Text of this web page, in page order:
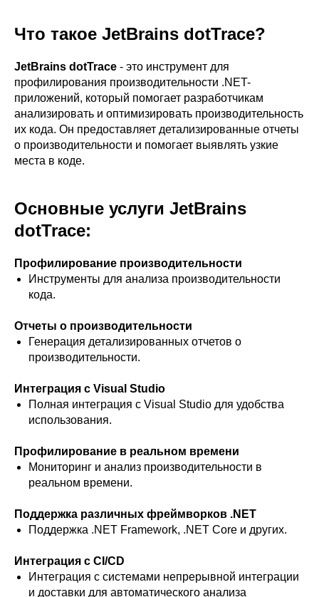
Что такое JetBrains dotTrace?
JetBrains dotTrace - это инструмент для
профилирования производительности .NET-
приложений, который помогает разработчикам
анализировать и оптимизировать производительность
их кода. Он предоставляет детализированные отчеты
о производительности и помогает выявлять узкие
места в коде.
Основные услуги JetBrains
dotTrace:
Профилирование производительности
Инструменты для анализа производительности
кода.
Отчеты о производительности
Генерация детализированных отчетов о
производительности.
Интеграция с Visual Studio
Полная интеграция с Visual Studio для удобства
использования.
Профилирование в реальном времени
Мониторинг и анализ производительности в
реальном времени.
Поддержка различных фреймворков .NET
Поддержка .NET Framework, .NET Core и других.
Интеграция с CI/CD
Интеграция с системами непрерывной интеграции
и доставки для автоматического анализа